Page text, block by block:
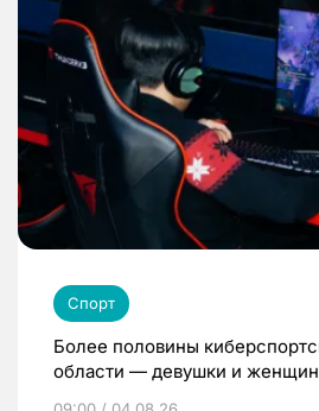
Спорт
Более половины
области — девушки и